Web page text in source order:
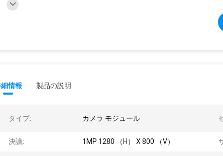
情報 製品の説明
タイプ: カメラ モジュール
決議: 1MP 1280 （H） X 800 （V）